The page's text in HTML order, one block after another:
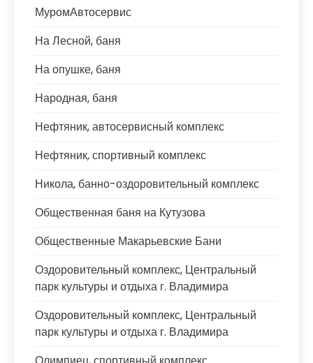
МуромАвтосервис
На Лесной, баня
На опушке, баня
Народная, баня
Нефтяник, автосервисный комплекс
Нефтяник, спортивный комплекс
Никола, банно-оздоровительный комплекс
Общественная баня на Кутузова
Общественные Макарьевские Бани
Оздоровительный комплекс, Центральный
парк культуры и отдыха г. Владимира
Оздоровительный комплекс, Центральный
парк культуры и отдыха г. Владимира